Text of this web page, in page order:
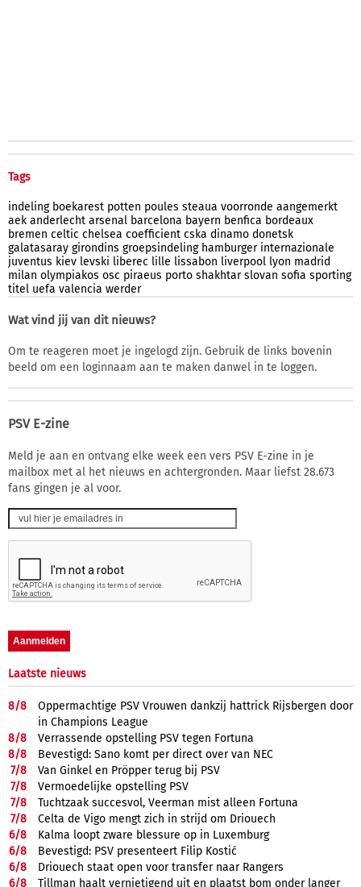
Tags
indeling boekarest potten poules steaua voorronde aangemerkt
aek anderlecht arsenal barcelona bayern benfica bordeaux
bremen celtic chelsea coefficient cska dinamo donetsk
galatasaray girondins groepsindeling hamburger internazionale
juventus kiev levski liberec lille lissabon liverpool lyon madrid
milan olympiakos osc piraeus porto shakhtar slovan sofia sporting
titel uefa valencia werder
Wat vind jij van dit nieuws?
Om te reageren moet je ingelogd zijn. Gebruik de links bovenin
beeld om een loginnaam aan te maken danwel in te loggen.
PSV E-zine
Meld je aan en ontvang elke week een vers PSV E-zine in je
mailbox met al het nieuws en achtergronden. Maar liefst 28.673
fans gingen je al voor.
Laatste nieuws
8/8
Oppermachtige PSV Vrouwen dankzij hattrick Rijsbergen door
in Champions League
8/8
Verrassende opstelling PSV tegen Fortuna
8/8
Bevestigd: Sano komt per direct over van NEC
7/8
Van Ginkel en Pröpper terug bij PSV
7/8
Vermoedelijke opstelling PSV
7/8
Tuchtzaak succesvol, Veerman mist alleen Fortuna
7/8
Celta de Vigo mengt zich in strijd om Driouech
6/8
Kalma loopt zware blessure op in Luxemburg
6/8
Bevestigd: PSV presenteert Filip Kostić
6/8
Driouech staat open voor transfer naar Rangers
6/8
Tillman haalt vernietigend uit en plaatst bom onder langer